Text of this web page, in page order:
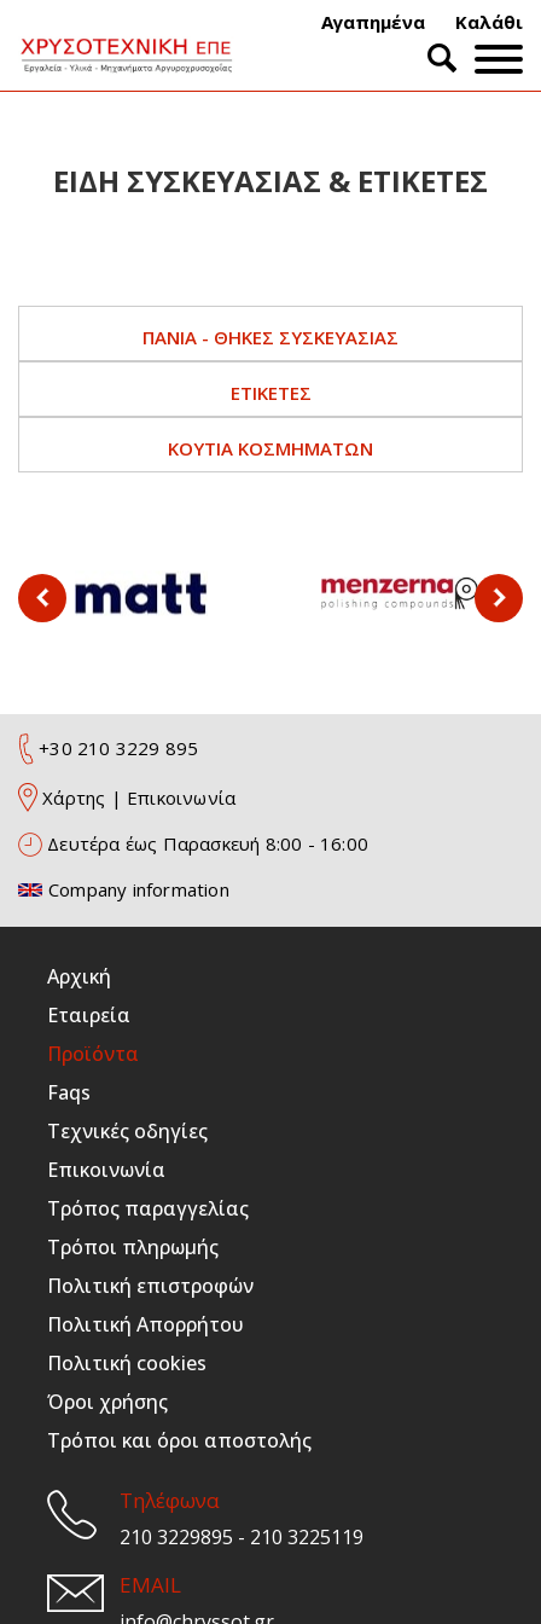
Αγαπημένα Καλάθι
ΕΙΔΗ ΣΥΣΚΕΥΑΣΙΑΣ & ΕΤΙΚΕΤΕΣ
ΠΑΝΙΆ - ΘΉΚΕΣ ΣΥΣΚΕΥΑΣΊΑΣ
ΕΤΙΚΈΤΕΣ
ΚΟΥΤΙΆ ΚΟΣΜΗΜΆΤΩΝ
+30 210 3229 895
Χάρτης | Επικοινωνία
Δευτέρα έως Παρασκευή 8:00 - 16:00
Company information
Αρχική
Εταιρεία
Προϊόντα
Faqs
Τεχνικές οδηγίες
Επικοινωνία
Τρόπος παραγγελίας
Τρόποι πληρωμής
Πολιτική επιστροφών
Πολιτική Απορρήτου
Πολιτική cookies
Όροι χρήσης
Τρόποι και όροι αποστολής
Τηλέφωνα
210 3229895 - 210 3225119
EMAIL